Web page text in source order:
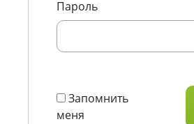
Пароль
Запомнить
меня